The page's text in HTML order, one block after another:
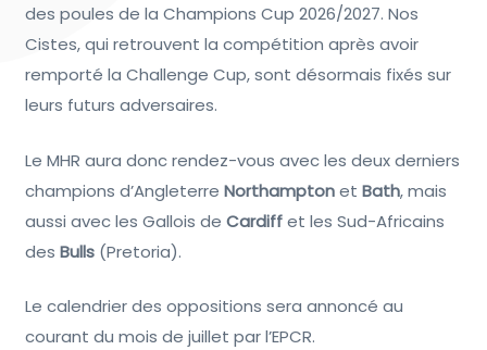
des poules de la Champions Cup 2026/2027. Nos
Cistes, qui retrouvent la compétition après avoir
remporté la Challenge Cup, sont désormais fixés sur
leurs futurs adversaires.
Le MHR aura donc rendez-vous avec les deux derniers
champions d’Angleterre Northamptonet Bath, mais
aussi avec les Gallois de Cardiffet les Sud-Africains
des Bulls(Pretoria).
Le calendrier des oppositions sera annoncé au
courant du mois de juillet par l’EPCR.